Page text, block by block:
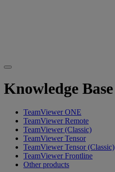
Knowledge Base
TeamViewer ONE
TeamViewer Remote
TeamViewer (Classic)
TeamViewer Tensor
TeamViewer Tensor (Classic)
TeamViewer Frontline
Other products